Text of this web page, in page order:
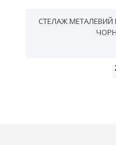
СТЕЛАЖ МЕТАЛЕВИЙ